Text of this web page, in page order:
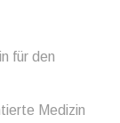
für den
Medizin